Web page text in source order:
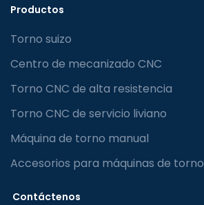
Productos
Torno suizo
Centro de mecanizado CNC
Torno CNC de alta resistencia
Torno CNC de servicio liviano
Máquina de torno manual
Accesorios para máquinas de torno
Contáctenos